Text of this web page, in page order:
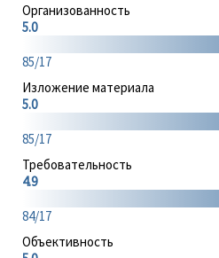
Организованность
5.0
85/17
Изложение материала
5.0
85/17
Требовательность
4.9
84/17
Объективность